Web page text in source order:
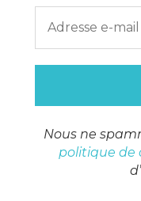
Nous ne
politique de